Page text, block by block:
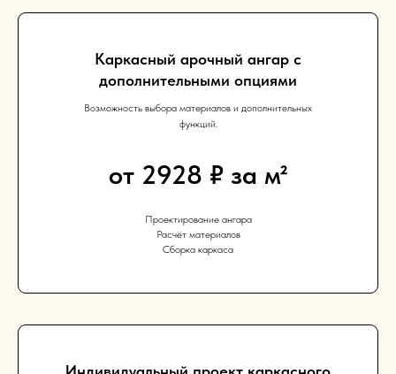
Каркасный арочный ангар с
дополнительными опциями
Возможность выбора материалов и дополнительных
функций.
от 2928 ₽ за м²
Проектирование ангара
Расчёт материалов
Сборка каркаса